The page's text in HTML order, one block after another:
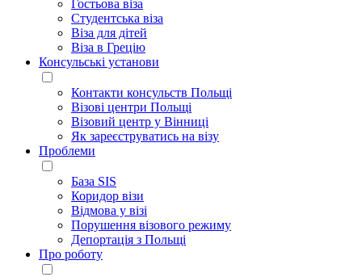
Гостьова віза
Студентська віза
Віза для дітей
Віза в Грецію
Консульські установи
Контакти консульств Польщі
Візові центри Польщі
Візовий центр у Вінниці
Як зареєструватись на візу
Проблеми
База SIS
Коридор візи
Відмова у візі
Порушення візового режиму
Депортація з Польщі
Про роботу